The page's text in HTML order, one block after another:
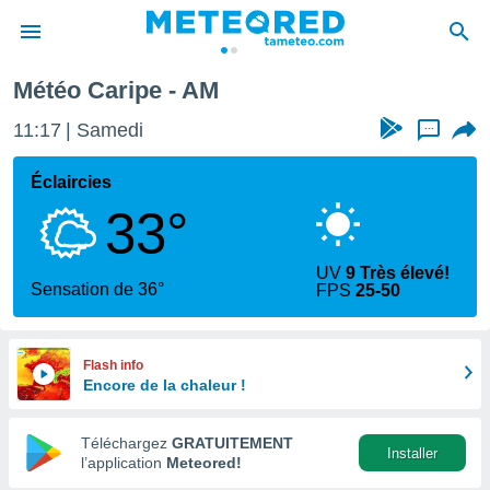
de
en
Météo Caripe - AM
11:17 Samedi ...
Éclaircies
33°
Sensation de 36°
UV9 Très élevé!
FPS25-50
Flash info
Encore de la chaleur !
Téléchargez GRATUITEMENT
l’application Meteored!
Installer